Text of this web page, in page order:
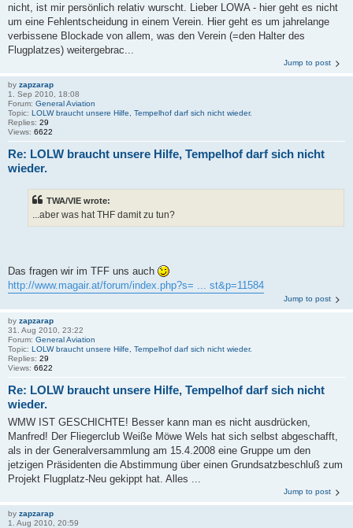
nicht, ist mir persönlich relativ wurscht. Lieber LOWA - hier geht es nicht
um eine Fehlentscheidung in einem Verein. Hier geht es um jahrelange
verbissene Blockade von allem, was den Verein (=den Halter des
Flugplatzes) weitergebrac...
Jump to post
by zapzarap
1. Sep 2010, 18:08
Forum: General Aviation
Topic: LOLW braucht unsere Hilfe, Tempelhof darf sich nicht wieder.
Replies: 29
Views: 6622
Re: LOLW braucht unsere Hilfe, Tempelhof darf sich nicht
wieder.
TWA/VIE wrote:
...aber was hat THF damit zu tun?
Das fragen wir im TFF uns auch
http://www.magair.at/forum/index.php?s= ... st&p=11584
Jump to post
by zapzarap
31. Aug 2010, 23:22
Forum: General Aviation
Topic: LOLW braucht unsere Hilfe, Tempelhof darf sich nicht wieder.
Replies: 29
Views: 6622
Re: LOLW braucht unsere Hilfe, Tempelhof darf sich nicht
wieder.
WMW IST GESCHICHTE! Besser kann man es nicht ausdrücken,
Manfred! Der Fliegerclub Weiße Möwe Wels hat sich selbst abgeschafft,
als in der Generalversammlung am 15.4.2008 eine Gruppe um den
jetzigen Präsidenten die Abstimmung über einen Grundsatzbeschluß zum
Projekt Flugplatz-Neu gekippt hat. Alles ...
Jump to post
by zapzarap
1. Aug 2010, 20:59